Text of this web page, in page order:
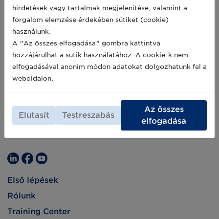
konferenciát szervez 16 izgalmas
panelbeszélgetéssel, több mint 60, a saját
szektorában kiemelkedő előadóval
"Menedzserek a Társadalomért - Fókuszban a
Jövő!" címmel.
Első lépések
Rólunk
Training Center
hirdetések vagy tartalmak megjelenítése, valamint a
forgalom elemzése érdekében sütiket (cookie)
használunk.
A "Az összes elfogadása" gombra kattintva
hozzájárulhat a sütik használatához. A cookie-k nem
elfogadásával anonim módon adatokat dolgozhatunk fel a
weboldalon.
Elutasít Testreszabás
Az összes
elfogadása